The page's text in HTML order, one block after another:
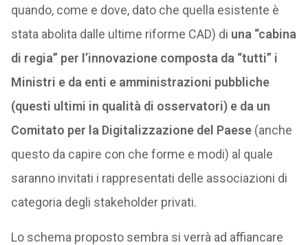
quando, come e dove, dato che quella esistente è
stata abolita dalle ultime riforme CAD) di una “cabina
di regia” per l’innovazione composta da “tutti” i
Ministri e da enti e amministrazioni pubbliche
(questi ultimi in qualità di osservatori) e da un
Comitato per la Digitalizzazione del Paese (anche
questo da capire con che forme e modi) al quale
saranno invitati i rappresentati delle associazioni di
categoria degli stakeholder privati.
Lo schema proposto sembra si verrà ad affiancare